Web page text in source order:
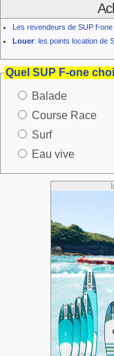
Les revendeurs de SUP f-one
Louer: les points location de
Quel SUP F-one
Balade
Course Race
Surf
Eau vive